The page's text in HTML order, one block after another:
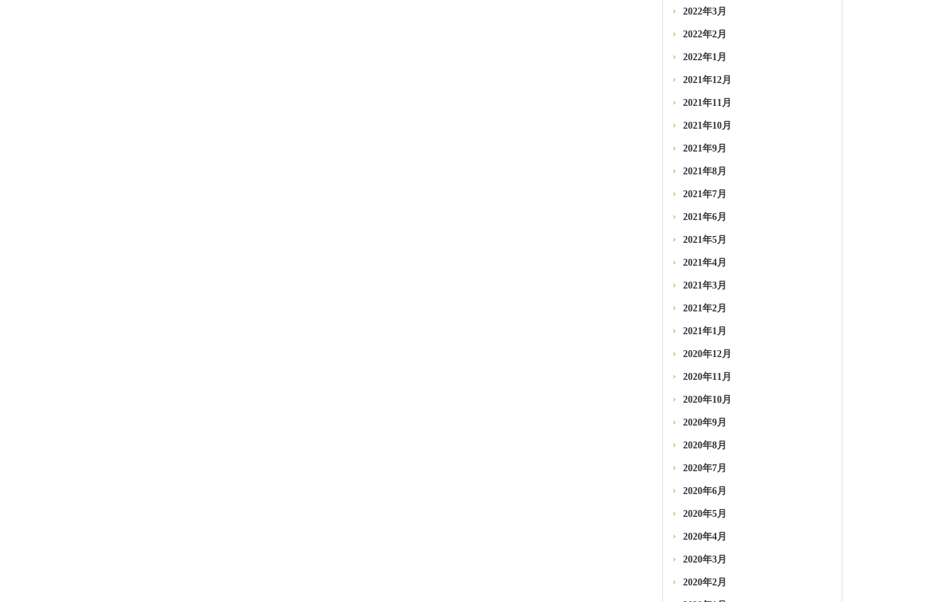
2022年3月
2022年2月
2022年1月
2021年12月
2021年11月
2021年10月
2021年9月
2021年8月
2021年7月
2021年6月
2021年5月
2021年4月
2021年3月
2021年2月
2021年1月
2020年12月
2020年11月
2020年10月
2020年9月
2020年8月
2020年7月
2020年6月
2020年5月
2020年4月
2020年3月
2020年2月